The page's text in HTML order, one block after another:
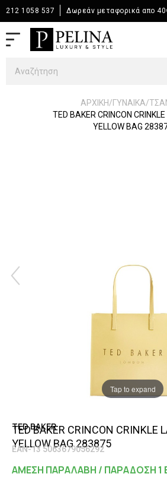
212 1058 537 Δωρεάν μεταφορικά απο
ΑΡΧΙΚΉ/ΓΥΝΑΙΚΑ/
TED BAKER CRINCON CRINKLE
YELLOW BAG
Tap to expand
TED BAKER
TED BAKER CRINCON CRINKLE
YELLOW BAG 283875
EAN-13 5063679056292
ΑΜΕΣΗ ΠΑΡΑΛΑΒΗ / ΠΑΡΑΔΟΣΗ 1